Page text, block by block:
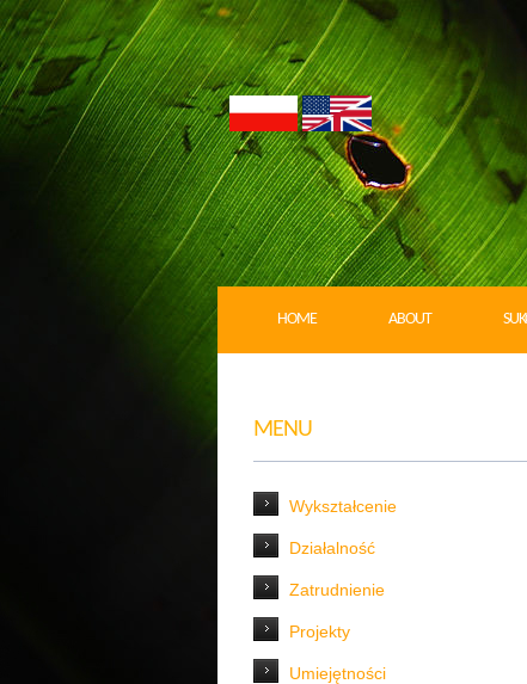
HOME ABOUT
MENU
Wykształcenie
Działalność
Zatrudnienie
Projekty
Umiejętności